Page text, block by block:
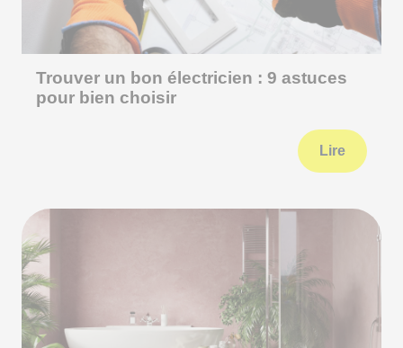
Trouver un bon électricien : 9 astuces
pour bien choisir
Lire